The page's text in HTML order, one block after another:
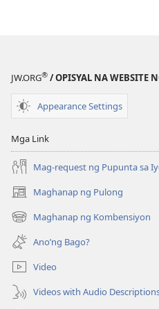
JW.ORG® / OPISYAL NA WEBSITE
Appearance Settings
Mga Link
Mag-request ng Pupunta sa
Maghanap ng Pulong
(may
bubukas
na
bagong
window)
Maghanap ng Kombensiyon
(may
bubukas
na
bagong
window)
Ano’ng Bago?
Video
Videos with Audio